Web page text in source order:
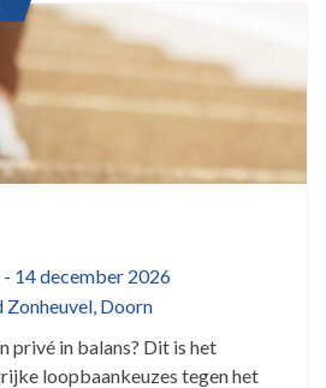
14 december 2026
Doorn
privé in balans? Dit is het
loopbaankeuzes tegen het